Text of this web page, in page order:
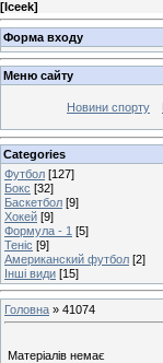
[Iceek]
Форма входу
Меню сайту
Новини спорту
Categories
Футбол [127]
Бокс [32]
Баскетбол [9]
Хокей [9]
Формула - 1 [5]
Теніс [9]
Американский футбол [2]
Інші види [15]
Головна » 41074
Матеріалів немає